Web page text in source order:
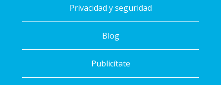
Privacidad y seguridad
Blog
Publicítate